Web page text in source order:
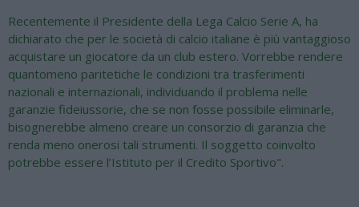
Recentemente il Presidente della Lega Calcio Serie A, ha
dichiarato che per le società di calcio italiane è più vantaggioso
acquistare un giocatore da un club estero. Vorrebbe rendere
quantomeno paritetiche le condizioni tra trasferimenti
nazionali e internazionali, individuando il problema nelle
garanzie fideiussorie, che se non fosse possibile eliminarle,
bisognerebbe almeno creare un consorzio di garanzia che
renda meno onerosi tali strumenti. Il soggetto coinvolto
potrebbe essere l’Istituto per il Credito Sportivo".